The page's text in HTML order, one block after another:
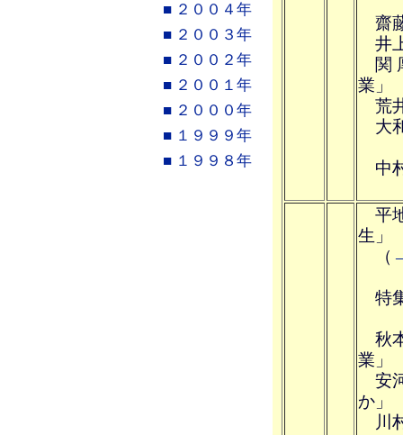
■ ２００４年
■ ２００３年
■ ２００２年
■ ２００１年
■ ２０００年
■ １９９９年
■ １９９８年
齋
井
関
業」
荒
大
中
平
生」
（
特
秋
業」
安
か」
川